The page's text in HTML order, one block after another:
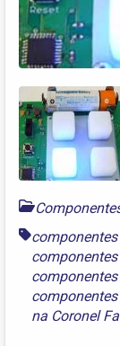
na Coronel